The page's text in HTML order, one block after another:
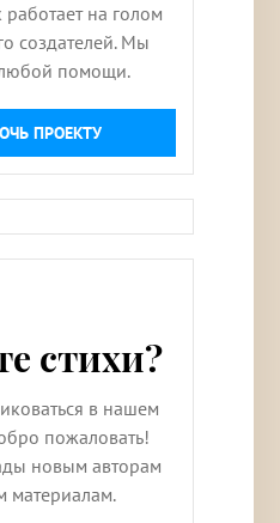
на голом
создателей. Мы
помощи.
ПРОЕКТУ
стихи?
в нашем
пожаловать!
новым авторам
материалам.